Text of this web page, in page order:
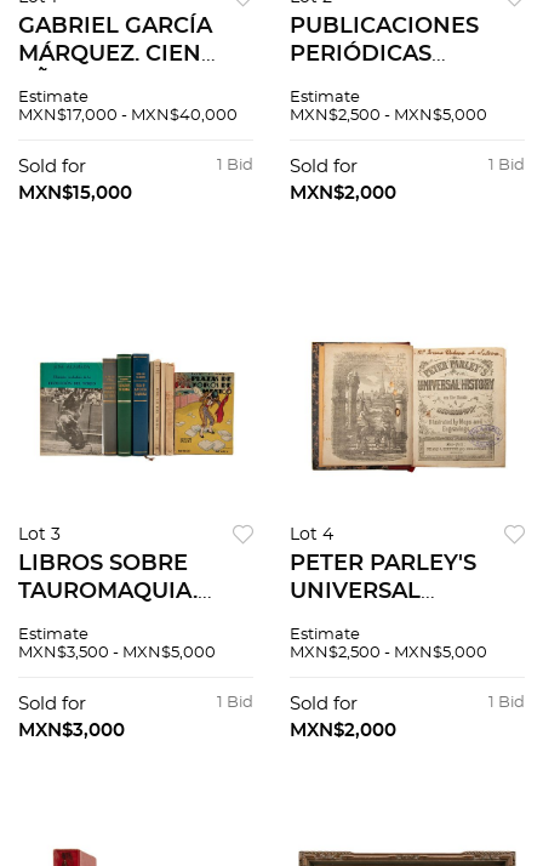
GABRIEL GARCÍA
MÁRQUEZ. CIEN
BUENOS AIRES:
SUDAMERICANA,
1967. Primera
Estimate
MXN$17,000 - MXN$40,000
1 Bid
Sold for
MXN$15,000
PUBLICACIONES
PERIÓDICAS
SOMBRA / BLANCO
TOROS / SOL Y
ARENA. Piezas: 2
Estimate
MXN$2,500 - MXN$5,000
1 Bid
Sold for
MXN$2,000
Lot 3
LIBROS SOBRE
TAUROMAQUIA.
dedicados y
autor. Pzas: 9
Estimate
MXN$3,500 - MXN$5,000
1 Bid
Sold for
MXN$3,000
Lot 4
PETER PARLEY'S
UNIVERSAL
BASIS OF
ILLUSTRATED BY
MAPS AND
Estimate
MXN$2,500 - MXN$5,000
1 Bid
Sold for
MXN$2,000